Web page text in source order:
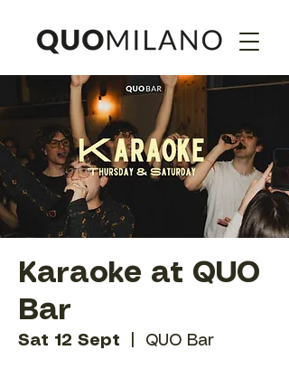
Karaoke at QUO
Bar
Sat 12 Sept QUO Bar